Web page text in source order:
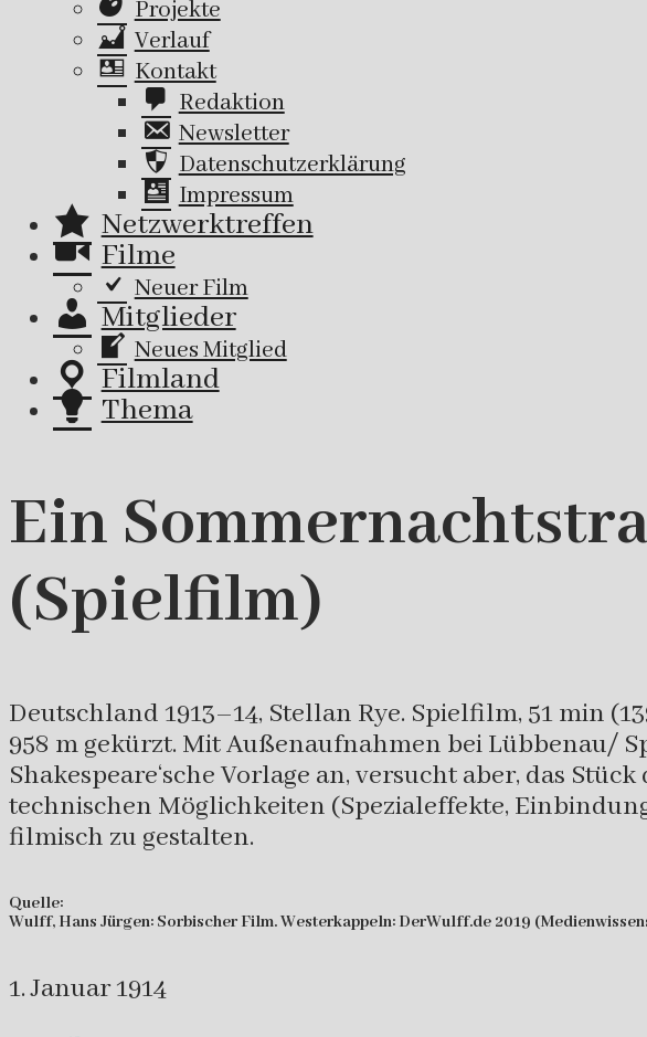
Projekte
Verlauf
Kontakt
Redaktion
Newsletter
Datenschutzerklärung
Impressum
Netzwerktreffen
Filme
Neuer Film
Mitglieder
Neues Mitglied
Filmland
Thema
Ein
(Spielfilm)
Deutschland 1913–14, Stellan Rye. Spielfilm, 51 min
958 m gekürzt. Mit Außenaufnahmen bei Lübbenau/
Shakespeare‘sche Vorlage an, versucht aber, das
technischen Möglichkeiten (Spezialeffekte,
filmisch zu gestalten.
Quelle:
Wulff, Hans Jürgen: Sorbischer Film. Westerkappeln: DerWulff.de 2019
1. Januar 1914